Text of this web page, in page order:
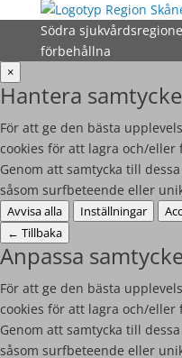
Södra
förbehållna
×
Hantera samtycke
För att ge den bästa
cookies för att lagra och/
Genom att samtycka till
såsom surfbeteende eller
Avvisa alla Inställningar
← Tillbaka
Anpassa
För att ge den bästa
cookies för att lagra och/
Genom att samtycka till
såsom surfbeteende eller